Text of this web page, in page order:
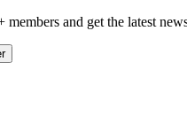
and get the latest